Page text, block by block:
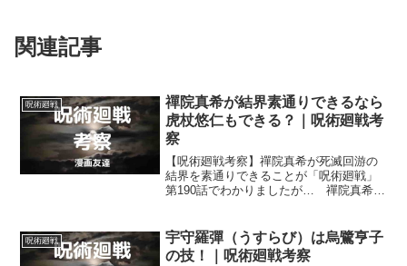
関連記事
呪術廻戦
禪院真希が結界素通りできるなら
虎杖悠仁もできる？｜呪術廻戦考
察
【呪術廻戦考察】禪院真希が死滅回游の
結界を素通りできることが「呪術廻戦」
第190話でわかりましたが… 禪院真希と
うか？
呪術廻戦
宇守羅彈（うすらび）は烏鷺亨子
の技！｜呪術廻戦考察